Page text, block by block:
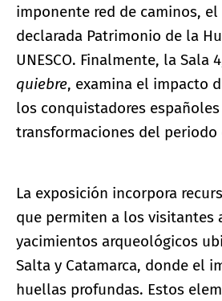
imponente red de caminos, el
declarada Patrimonio de la
UNESCO. Finalmente, la Sala
quiebre, examina el impacto
los conquistadores
transformaciones del
La exposición incorpora
que permiten a los visitantes
yacimientos arqueológicos
Salta y Catamarca, donde el
huellas profundas. Estos